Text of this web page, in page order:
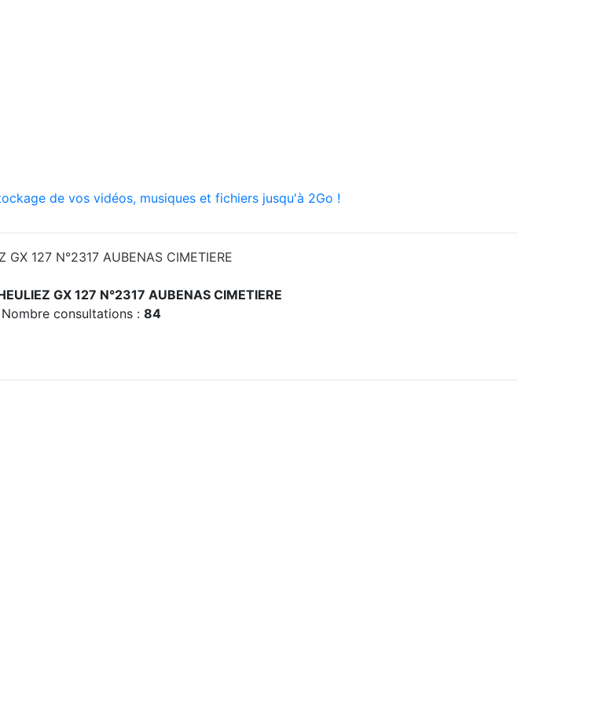
de vos vidéos, musiques et fichiers jusqu'à 2Go !
GX 127 N°2317 AUBENAS CIMETIERE
Nombre consultations : 84